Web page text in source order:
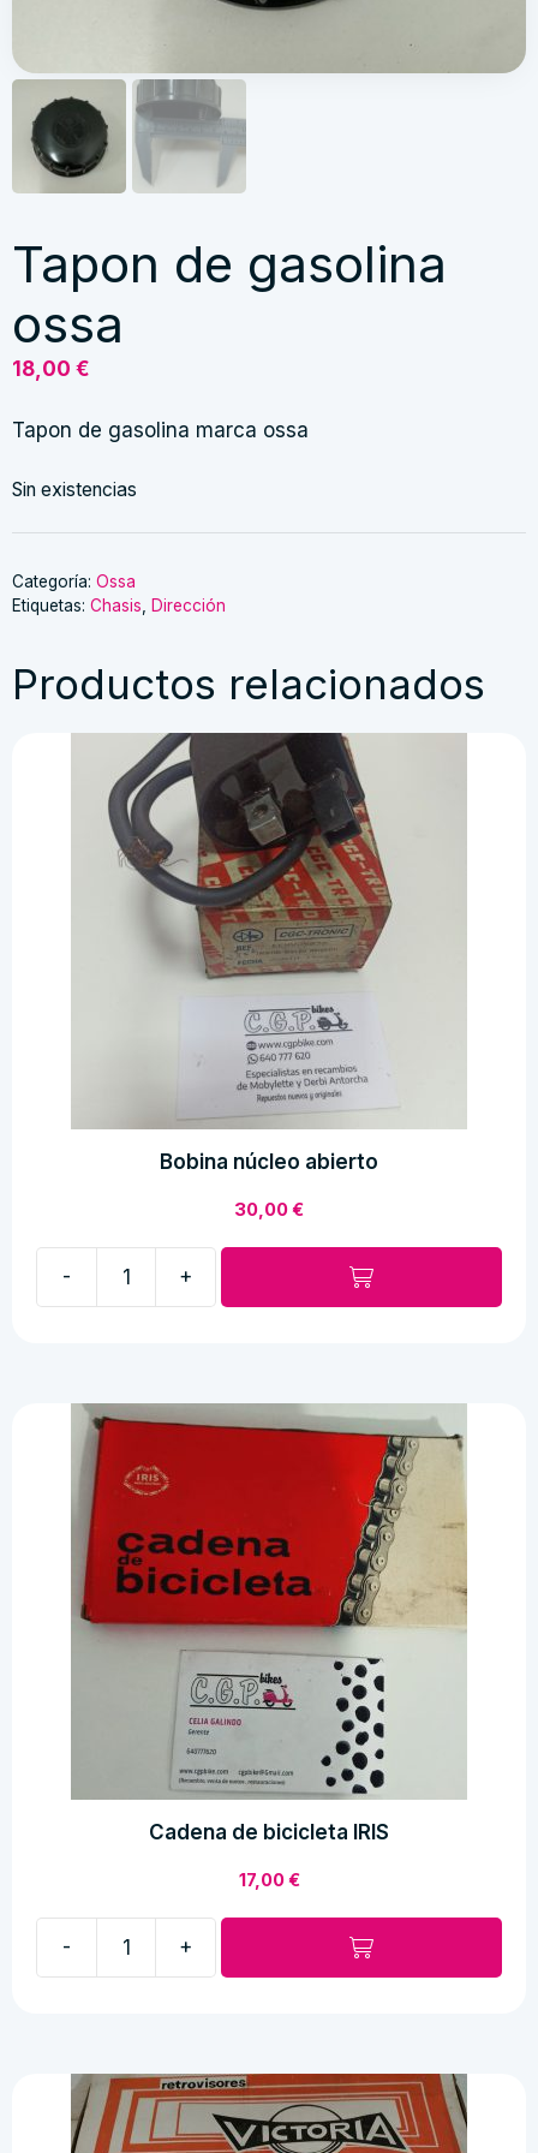
Tapon de gasolina
ossa
18,00 €
Tapon de gasolina marca ossa
Sin existencias
Categoría: Ossa
Etiquetas: Chasis Dirección
Productos relacionados
Bobina núcleo abierto
30,00€
- +
Cadena de bicicleta IRIS
17,00€
-
cantidad
+